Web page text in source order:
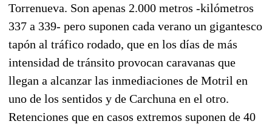
Torrenueva. Son apenas 2.000 metros -kilómetros
337 a 339- pero suponen cada verano un gigantesco
tapón al tráfico rodado, que en los días de más
intensidad de tránsito provocan caravanas que
llegan a alcanzar las inmediaciones de Motril en
uno de los sentidos y de Carchuna en el otro.
Retenciones que en casos extremos suponen de 40